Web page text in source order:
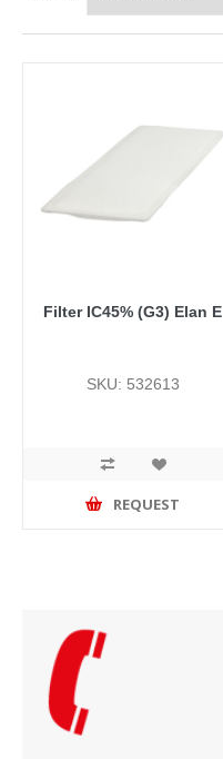
Filter IC45% (G3) Elan E
SKU: 532613
REQUEST